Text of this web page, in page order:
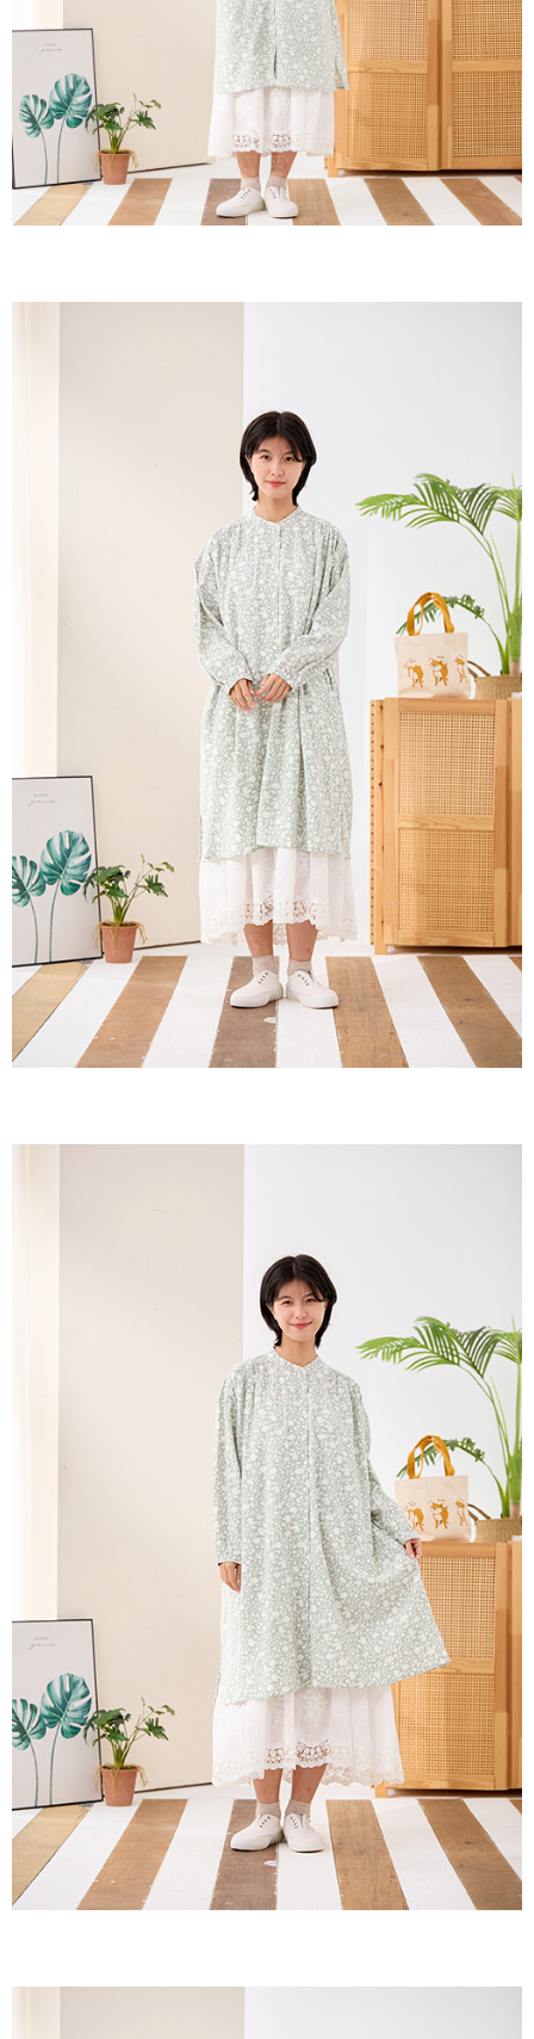
※ 交易是否成功請以「AFTEE先享後付 」之結帳頁面顯示為準，若有關於
是否繳費成功／繳費後需取消欲退款等相關疑問，請聯繫「AFTEE先享後付
客戶支援中心」
https://netprotections.freshdesk.com/support/home
【注意事項】
１．透過由恩沛科技股份有限公司提供之「AFTEE先享後付」服務完成之交
易，需依本服務之必要範圍內提供個人資料，並將交易相關給付款項請求債
權轉讓予恩沛科技股份有限公司。
２．關於個人資料處理事宜，請瀏覽以下網址：
https://aftee.tw/terms/#terms3
每筆NT$60，滿NT$2,000(含以上)免運費
黑貓宅急便(包裹尺寸60cm以下)
每筆NT$100，滿NT$2,000(含以上)免運費
黑貓宅急便(包裹尺寸90cm以下)
每筆NT$140，滿NT$2,000(含以上)免運費